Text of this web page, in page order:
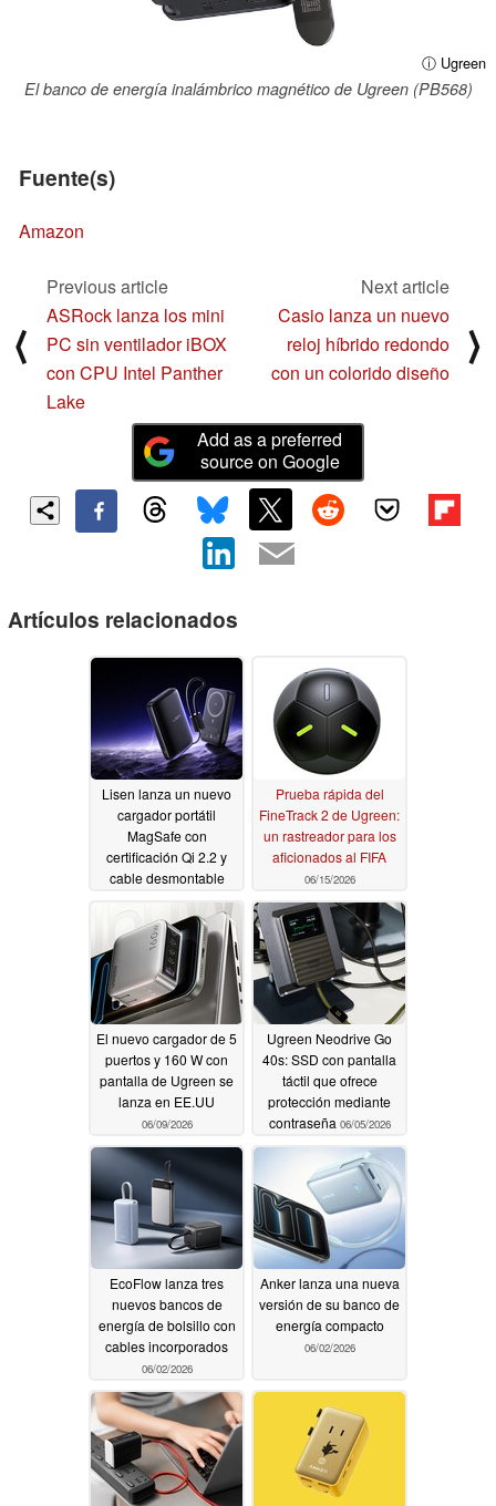
ⓘ Ugreen
El banco de energía inalámbrico magnético de Ugreen (PB568)
Fuente(s)
Amazon
⟨
Previous article
ASRock lanza los mini
PC sin ventilador iBOX
con CPU Intel Panther
Lake
Next article
Casio lanza un nuevo
reloj híbrido redondo
con un colorido diseño
⟩
Add as a preferred
source on Google
Artículos relacionados
Lisen lanza un nuevo
cargador portátil
MagSafe con
certificación Qi 2.2 y
cable desmontable
07/02/2026
Prueba rápida del
FineTrack 2 de Ugreen:
un rastreador para los
aficionados al FIFA
06/15/2026
El nuevo cargador de 5
puertos y 160 W con
pantalla de Ugreen se
lanza en EE.UU
06/09/2026
Ugreen Neodrive Go
40s: SSD con pantalla
táctil que ofrece
protección mediante
contraseña 06/05/2026
EcoFlow lanza tres
nuevos bancos de
energía de bolsillo con
cables incorporados
06/02/2026
Anker lanza una nueva
versión de su banco de
energía compacto
06/02/2026